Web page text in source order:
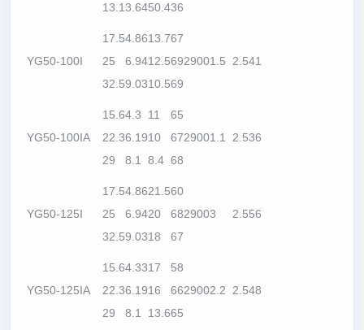
13.13.6450.436
YG50-100I
17.5
25
32.5
4.86
6.94
9.03
13.7
12.5
10.5
67
69
69
29001.5 2.541
YG50-100IA
15.6
22.3
29
4.3
6.19
8.1
11
10
8.4
65
67
68
29001.1 2.536
YG50-125I
17.5
25
32.5
4.86
6.94
9.03
21.5
20
18
60
68
67
29003 2.556
YG50-125IA
15.6
22.3
29
4.33
6.19
8.1
17
16
13.6
58
66
65
29002.2 2.548